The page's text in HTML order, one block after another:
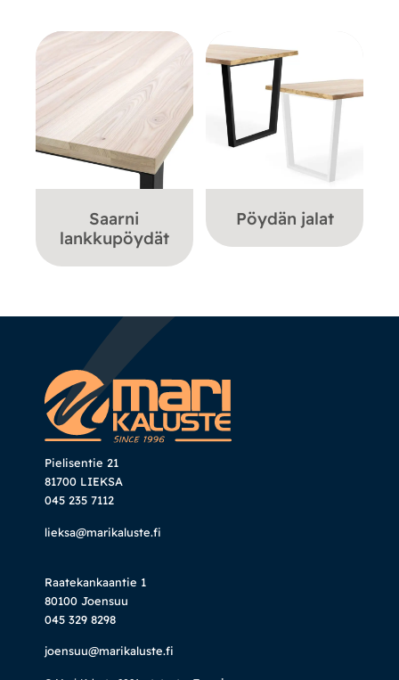
Saarni
lankkupöydät
Pöydän jalat
Pielisentie 21
81700 LIEKSA
045 235 7112
lieksa@marikaluste.fi
Raatekankaantie 1
80100 Joensuu
045 329 8298
joensuu@marikaluste.fi